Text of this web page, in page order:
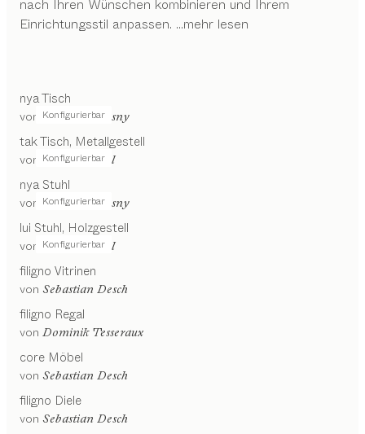
nach Ihren Wünschen kombinieren und Ihrem
Einrichtungsstil anpassen. ...mehr lesen
Konfigurierbar
nyaTisch
von Stephanie Jasny
Konfigurierbar
takTisch Metallgestell
von Jacob Strobel
Konfigurierbar
nyaStuhl
von Stephanie Jasny
Konfigurierbar
lui Stuhl Holzgestell
von Jacob Strobel
filigno Vitrinen
von Sebastian Desch
filigno Regal
von Dominik Tesseraux
core Möbel
von Sebastian Desch
filigno Diele
von Sebastian Desch